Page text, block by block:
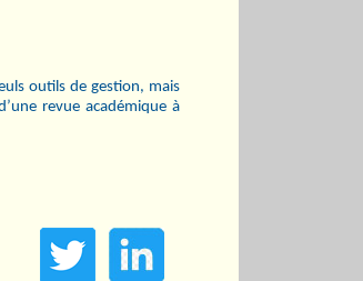
outils de gestion, mais
revue académique à